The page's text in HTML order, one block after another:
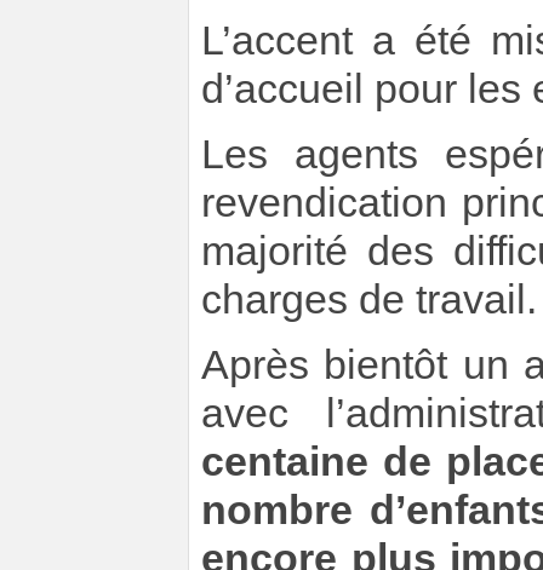
L’accent a été
d’accueil pour les
Les agents
revendication
majorité des
charges de travail.
Après bientôt un
avec
centaine de
nombre
encore plus